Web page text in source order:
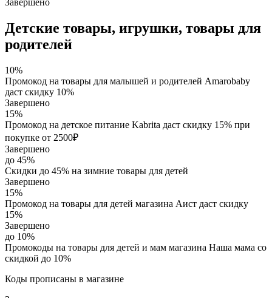
Завершено
Детские товары, игрушки, товары для
родителей
10%
Промокод на товары для малышей и родителей Amarobaby
даст скидку 10%
Завершено
15%
Промокод на детское питание Kabrita даст скидку 15% при
покупке от 2500₽
Завершено
до 45%
Скидки до 45% на зимние товары для детей
Завершено
15%
Промокод на товары для детей магазина Аист даст скидку
15%
Завершено
до 10%
Промокоды на товары для детей и мам магазина Наша мама со
скидкой до 10%
Коды прописаны в магазине